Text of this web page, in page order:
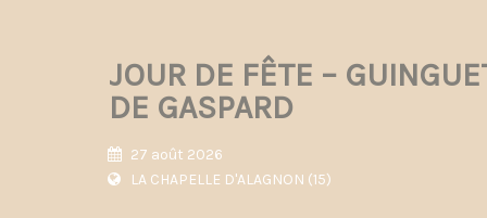
JOUR DE FÊTE –
DE GASPARD
27 août 2026
LA CHAPELLE D'ALAGNON (15)